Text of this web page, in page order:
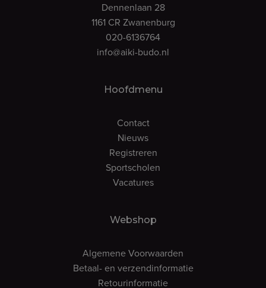
Dennenlaan 28
1161 CR Zwanenburg
020-6136764
info@aiki-budo.nl
Hoofdmenu
Contact
Nieuws
Registreren
Sportscholen
Vacatures
Webshop
Algemene Voorwaarden
Betaal- en verzendinformatie
Retourinformatie